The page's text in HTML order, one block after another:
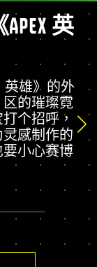
英
英雄》的外
区的璀璨霓
个招呼，
感制作的
小心赛博